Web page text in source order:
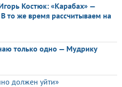
Костюк: «Карабах» —
то же время рассчитываем на
только одно — Мудрику
должен уйти»